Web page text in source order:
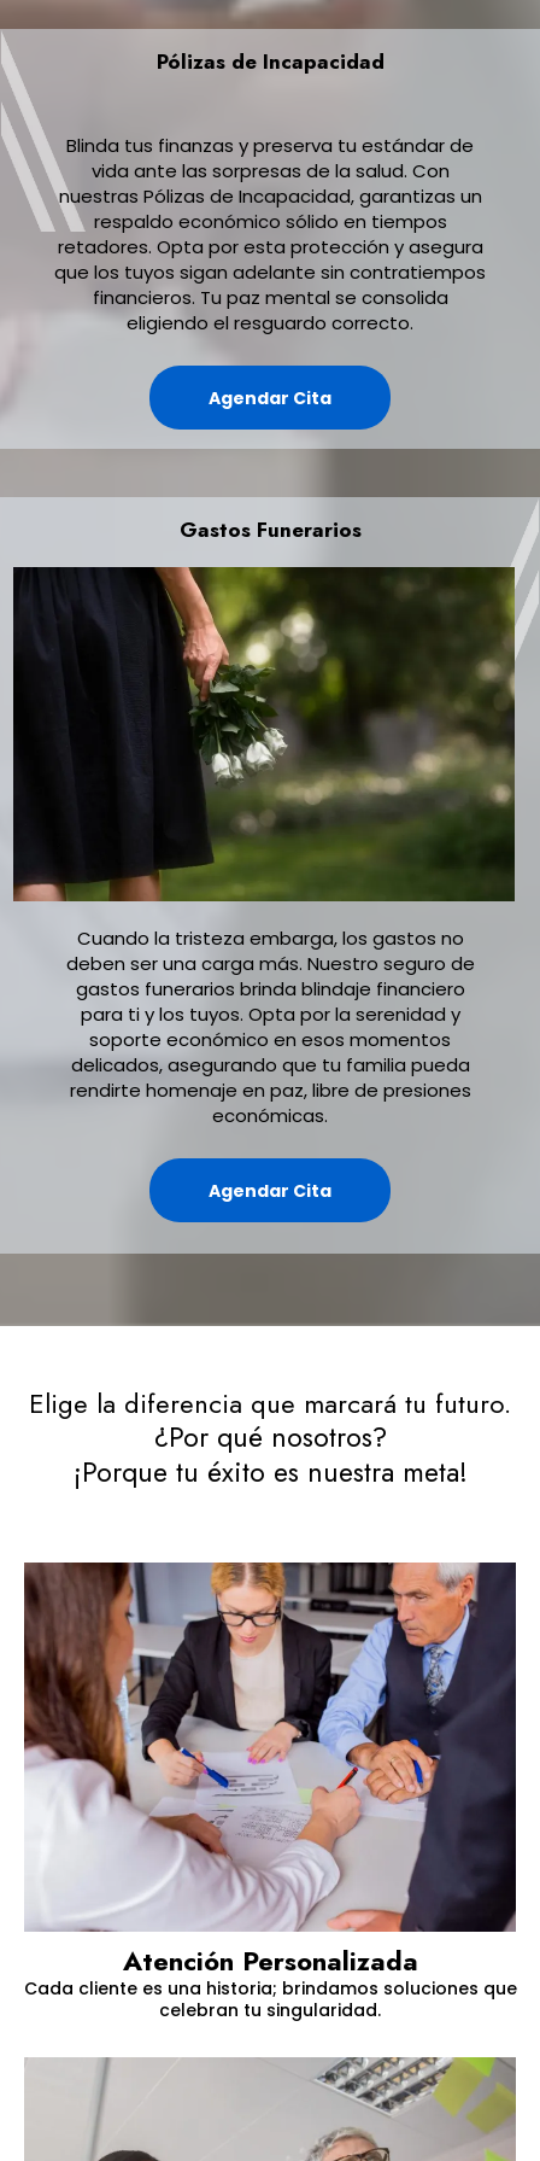
Pólizas de Incapacidad
Blinda tus finanzas y preserva tu estándar de
vida ante las sorpresas de la salud. Con
nuestras Pólizas de Incapacidad, garantizas un
respaldo económico sólido en tiempos
retadores. Opta por esta protección y asegura
que los tuyos sigan adelante sin contratiempos
financieros. Tu paz mental se consolida
eligiendo el resguardo correcto.
Agendar Cita
Gastos Funerarios
Cuando la tristeza embarga, los gastos no
deben ser una carga más. Nuestro seguro de
gastos funerarios brinda blindaje financiero
para ti y los tuyos. Opta por la serenidad y
soporte económico en esos momentos
delicados, asegurando que tu familia pueda
rendirte homenaje en paz, libre de presiones
económicas.
Agendar Cita
Elige la diferencia que marcará tu futuro.
¿Por qué nosotros?
¡Porque tu éxito es nuestra meta!
Atención Personalizada
Cada cliente es una historia; brindamos soluciones que
celebran tu singularidad.